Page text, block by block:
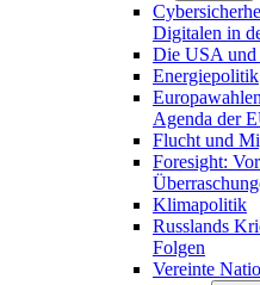
Digitalen in
Die USA und
Energiepolitik
Agenda der
Flucht und
Foresight:
Klimapolitik
Russlands
Folgen
Vereinte